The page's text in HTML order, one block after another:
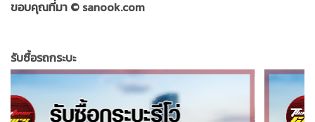
ขอบคุณที่มา © sanook.com
รับซื้อรถกระบะ